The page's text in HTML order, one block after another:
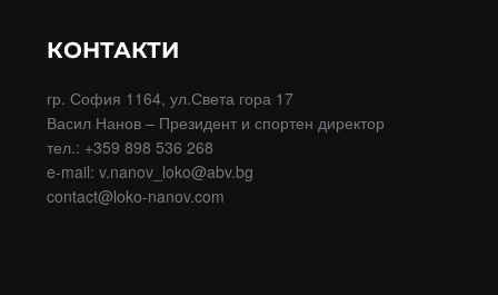
КОНТАКТИ
гр. София 1164, ул.Света гора 17
Васил Нанов – Президент и спортен директор
тел.: +359 898 536 268
e-mail: v.nanov_loko@abv.bg
contact@loko-nanov.com